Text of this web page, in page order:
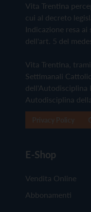
Vita Trentina
cui al decreto
Indicazione resa
dell'art. 5 del
Vita Trentina,
Settimanali
dell'Autodisciplina
Autodisciplina
E-Shop
Vendita Online
Abbonamenti